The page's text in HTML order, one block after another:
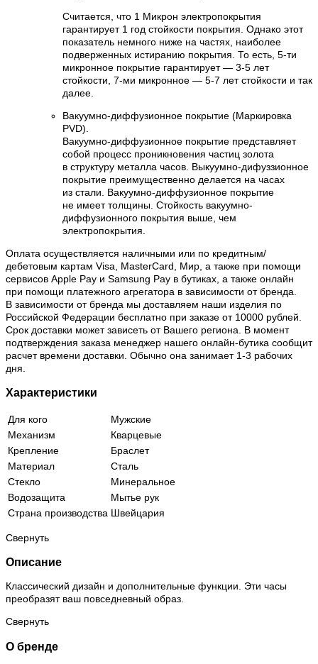
Считается, что 1 Микрон электропокрытия
гарантирует 1 год стойкости покрытия. Однако этот
показатель немного ниже на частях, наиболее
подверженных истиранию покрытия. То есть, 5-ти
микронное покрытие гарантирует — 3-5 лет
стойкости, 7-ми микронное — 5-7 лет стойкости и так
далее.
Вакуумно-диффузионное покрытие (Маркировка
PVD).
Вакуумно-диффузионное покрытие представляет
собой процесс проникновения частиц золота
в структуру металла часов. Выкуумно-дифуззионное
покрытие преимущественно делается на часах
из стали. Вакуумно-диффузионное покрытие
не имеет толщины. Стойкость вакуумно-
диффузионного покрытия выше, чем
электропокрытия.
Оплата осуществляется наличными или по кредитным/
дебетовым картам Visa, MasterCard, Мир, а также при помощи
сервисов Apple Pay и Samsung Pay в бутиках, а также онлайн
при помощи платежного агрегатора в зависимости от бренда.
В зависимости от бренда мы доставляем наши изделия по
Российской Федерации бесплатно при заказе от 10000 рублей.
Срок доставки может зависеть от Вашего региона. В момент
подтверждения заказа менеджер нашего онлайн-бутика сообщит
расчет времени доставки. Обычно она занимает 1-3 рабочих
дня.
Характеристики
Для кого
Мужские
Механизм
Кварцевые
Крепление
Браслет
Материал
Сталь
Стекло
Минеральное
Водозащита
Мытье рук
Страна производства Швейцария
Свернуть
Описание
Классический дизайн и дополнительные функции. Эти часы
преобразят ваш повседневный образ.
Свернуть
О бренде